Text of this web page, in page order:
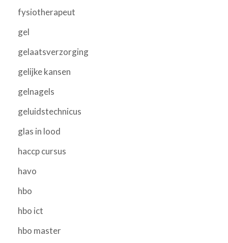
fysiotherapeut
gel
gelaatsverzorging
gelijke kansen
gelnagels
geluidstechnicus
glas in lood
haccp cursus
havo
hbo
hbo ict
hbo master